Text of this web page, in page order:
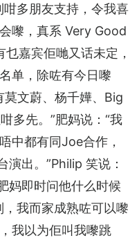
多朋友支持，令我喜
嚟，真系 Very Good
嘉宾佢哋又话未定，
单，除咗有今日嚟
文蔚、杨千嬅、Big
多先。”肥妈说：“我
中都有同Joe合作，
出。”Philip 笑说：
妈即时问他什么时候
我而家成熟咗可以嚟
我以为佢叫我嚟跳